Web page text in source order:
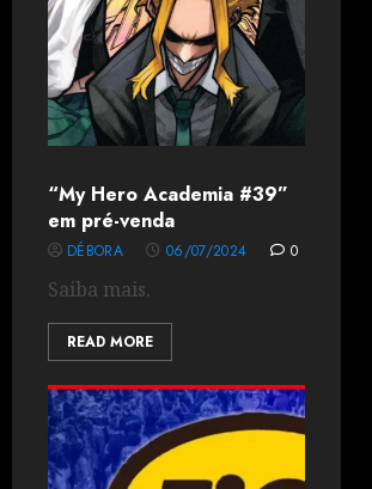
“My Hero Academia #39”
em pré-venda
DÉBORA 06/07/2024 0
Saiba mais.
READ MORE